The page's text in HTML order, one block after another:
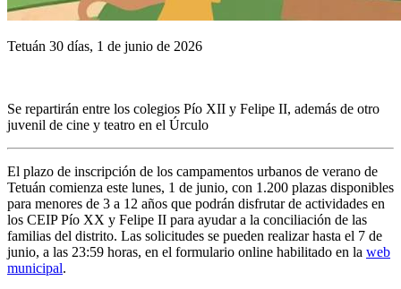
Tetuán 30 días, 1 de junio de 2026
Se repartirán entre los colegios Pío XII y Felipe II, además de otro
juvenil de cine y teatro en el Úrculo
El plazo de inscripción de los campamentos urbanos de verano de
Tetuán comienza este lunes, 1 de junio, con 1.200 plazas disponibles
para menores de 3 a 12 años que podrán disfrutar de actividades en
los CEIP Pío XX y Felipe II para ayudar a la conciliación de las
familias del distrito. Las solicitudes se pueden realizar hasta el 7 de
junio, a las 23:59 horas, en el formulario online habilitado en la web
municipal.